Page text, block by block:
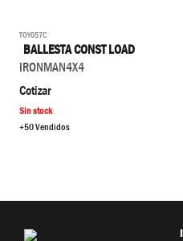
TOY057C
BALLESTA CONST LOAD
IRONMAN4X4
Cotizar
Sin stock
+50 Vendidos